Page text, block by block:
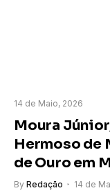
14 de Maio, 2026
Moura
Hermoso de
de Ouro em
By Redação 14 de